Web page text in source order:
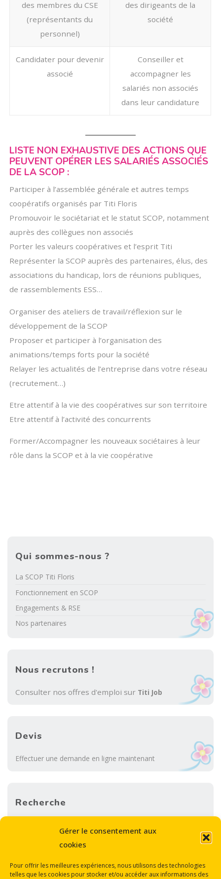
Gérer le consentement aux
cookies
Pour offrir les meilleures expériences, nous utilisons des technologies
telles que les cookies pour stocker et/ou accéder aux informations des
des membres du CSE
(représentants du
personnel)
des dirigeants de la
société
Candidater pour devenir
associé
Conseiller et
accompagner les
salariés non associés
dans leur candidature
LISTE NON EXHAUSTIVE DES ACTIONS QUE
PEUVENT OPÉRER LES SALARIÉS ASSOCIÉS
DE LA SCOP :
Participer à l’assemblée générale et autres temps
coopératifs organisés par Titi Floris
Promouvoir le sociétariat et le statut SCOP, notamment
auprès des collègues non associés
Porter les valeurs coopératives et l’esprit Titi
Représenter la SCOP auprès des partenaires, élus, des
associations du handicap, lors de réunions publiques,
de rassemblements ESS…
Organiser des ateliers de travail/réflexion sur le
développement de la SCOP
Proposer et participer à l’organisation des
animations/temps forts pour la société
Relayer les actualités de l’entreprise dans votre réseau
(recrutement…)
Etre attentif à la vie des coopératives sur son territoire
Etre attentif à l’activité des concurrents
Former/Accompagner les nouveaux sociétaires à leur
rôle dans la SCOP et à la vie coopérative
Qui sommes-nous ?
La SCOP Titi Floris
Fonctionnement en SCOP
Engagements & RSE
Nos partenaires
Nous recrutons !
Consulter nos offres d'emploi sur Titi Job
Devis
Effectuer une demande en ligne maintenant
Recherche
for: